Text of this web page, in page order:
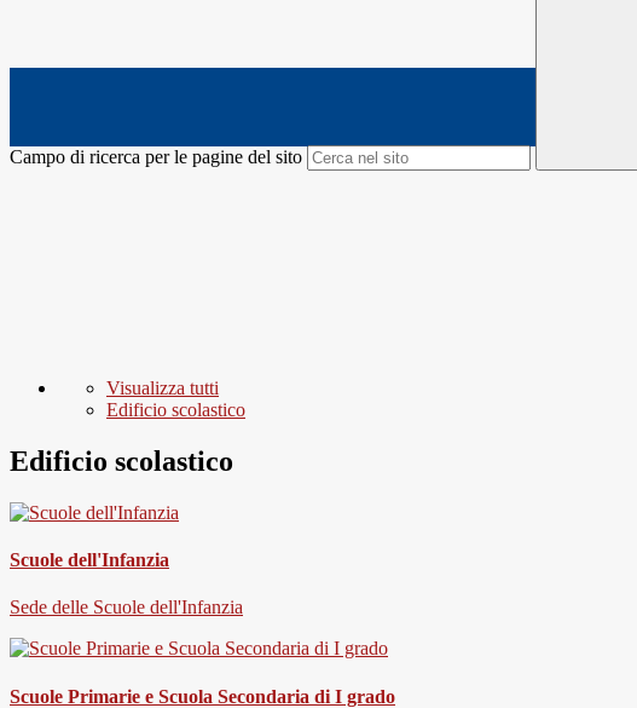
Campo di ricerca per le pagine del sito
Visualizza tutti
Edificio scolastico
Edificio scolastico
Scuole dell'Infanzia
Sede delle Scuole dell'Infanzia
Scuole Primarie e Scuola Secondaria di I grado